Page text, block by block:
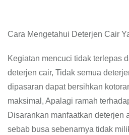
Cara Mengetahui Deterjen Cair
Kegiatan mencuci tidak terlepas
deterjen cair, Tidak semua
dipasaran dapat bersihkan
maksimal, Apalagi ramah
Disarankan manfaatkan deterjen
sebab busa sebenarnya tidak